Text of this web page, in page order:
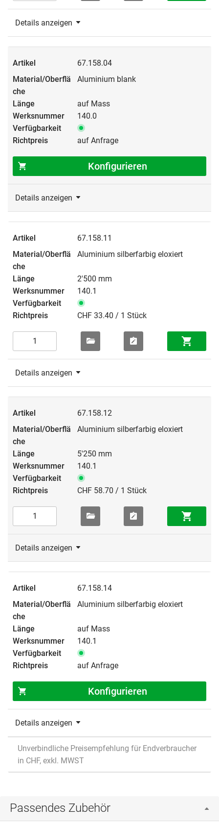
Details anzeigen
67.158.04
Aluminium blank
auf Mass
140.0
auf Anfrage
Konfigurieren
Details anzeigen
67.158.11
Aluminium silberfarbig eloxiert
2'500 mm
140.1
CHF 33.40 / 1 Stück
Details anzeigen
67.158.12
Aluminium silberfarbig eloxiert
5'250 mm
140.1
CHF 58.70 / 1 Stück
Details anzeigen
67.158.14
Aluminium silberfarbig eloxiert
auf Mass
140.1
auf Anfrage
Konfigurieren
Details anzeigen
Unverbindliche Preisempfehlung für Endverbraucher
in CHF, exkl. MWST
Passendes Zubehör